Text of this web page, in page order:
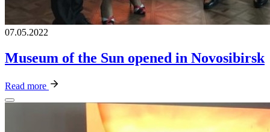
07.05.2022
Museum of the Sun opened in Novosibirsk
Read more